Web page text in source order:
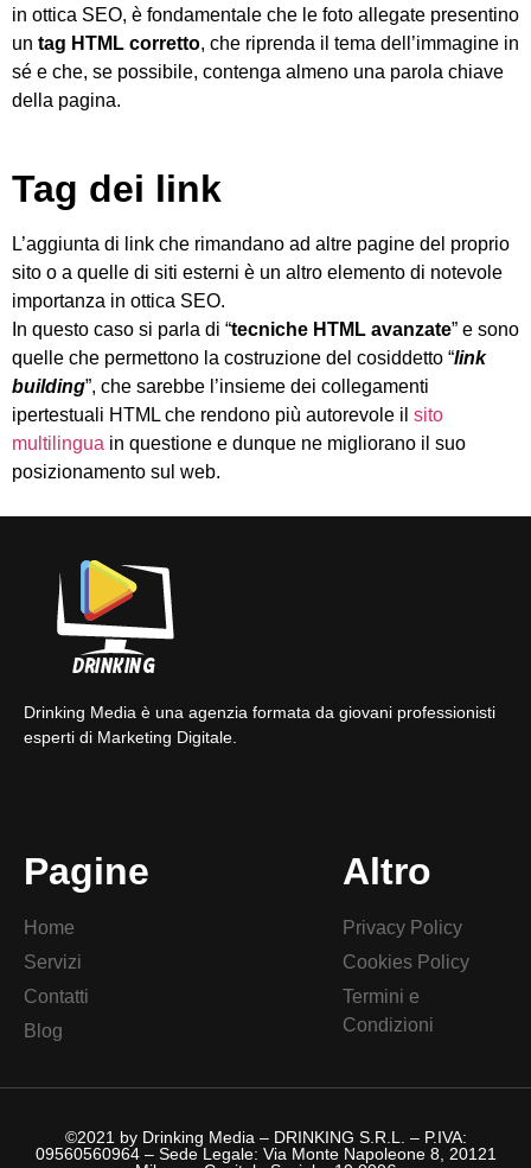
in ottica SEO, è fondamentale che le foto allegate presentino
un tag HTML corretto, che riprenda il tema dell’immagine in
sé e che, se possibile, contenga almeno una parola chiave
della pagina.
Tag dei link
L’aggiunta di link che rimandano ad altre pagine del proprio
sito o a quelle di siti esterni è un altro elemento di notevole
importanza in ottica SEO.
In questo caso si parla di “tecniche HTML avanzate” e sono
quelle che permettono la costruzione del cosiddetto “link
building”, che sarebbe l’insieme dei collegamenti
ipertestuali HTML che rendono più autorevole il sito
multilingua in questione e dunque ne migliorano il suo
posizionamento sul web.
Drinking Media è una agenzia formata da giovani professionisti
esperti di Marketing Digitale.
Pagine
Home
Servizi
Contatti
Blog
Altro
Privacy Policy
Cookies Policy
Termini e
Condizioni
©2021 by Drinking Media – DRINKING S.R.L. – P.IVA:
09560560964 – Sede Legale: Via Monte Napoleone 8, 20121